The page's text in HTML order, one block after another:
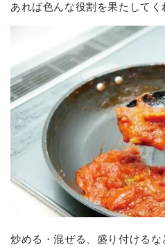
あれば色んな役割を果たしてく
炒める・混ぜる、盛り付ける